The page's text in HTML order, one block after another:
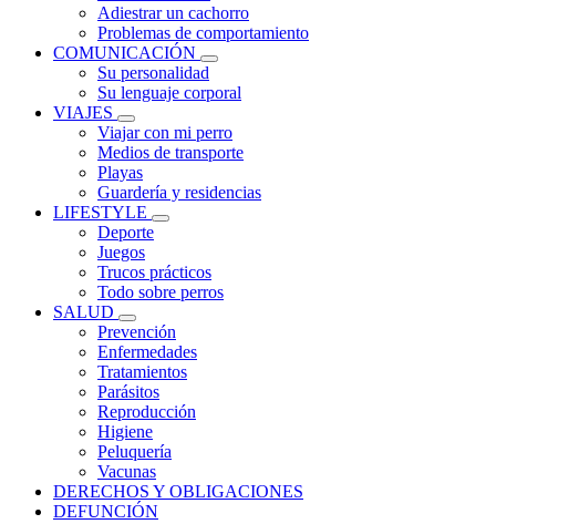
Adiestrar un cachorro
Problemas de comportamiento
COMUNICACIÓN
Su personalidad
Su lenguaje corporal
VIAJES
Viajar con mi perro
Medios de transporte
Playas
Guardería y residencias
LIFESTYLE
Deporte
Juegos
Trucos prácticos
Todo sobre perros
SALUD
Prevención
Enfermedades
Tratamientos
Parásitos
Reproducción
Higiene
Peluquería
Vacunas
DERECHOS Y OBLIGACIONES
DEFUNCIÓN